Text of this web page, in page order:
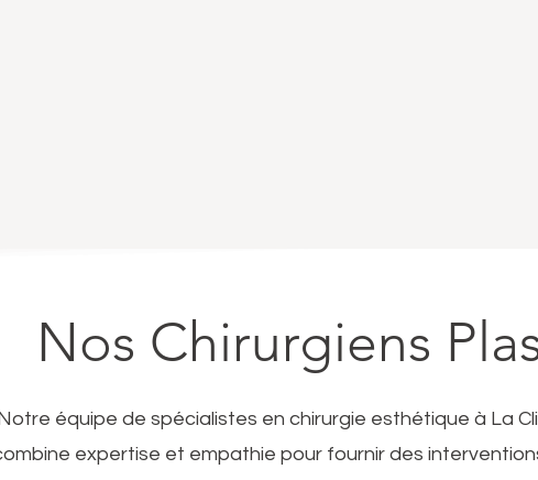
Nos Chirurgiens
équipe de spécialistes en chirurgie esthétique à La
expertise et empathie pour fournir des